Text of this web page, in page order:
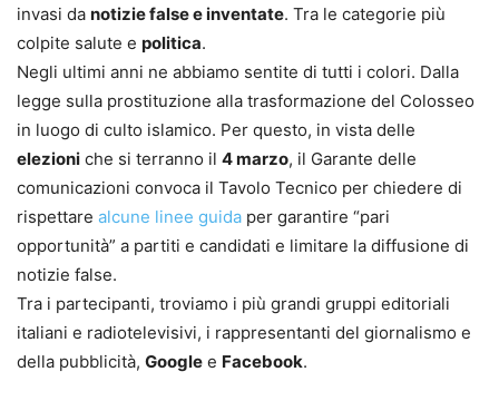
invasi da notizie false e inventate. Tra le categorie più
colpite salute e politica.
Negli ultimi anni ne abbiamo sentite di tutti i colori. Dalla
legge sulla prostituzione alla trasformazione del Colosseo
in luogo di culto islamico. Per questo, in vista delle
elezioni che si terranno il 4 marzo, il Garante delle
comunicazioni convoca il Tavolo Tecnico per chiedere di
rispettare alcune linee guida per garantire “pari
opportunità” a partiti e candidati e limitare la diffusione di
notizie false.
Tra i partecipanti, troviamo i più grandi gruppi editoriali
italiani e radiotelevisivi, i rappresentanti del giornalismo e
della pubblicità, Google e Facebook.